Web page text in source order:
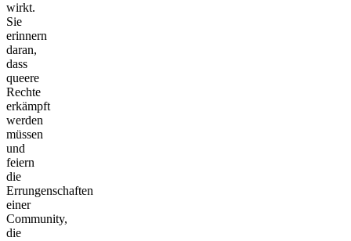
wirkt.
Sie
erinnern
daran,
dass
queere
Rechte
erkämpft
werden
müssen
und
feiern
die
Errungenschaften
einer
Community,
die